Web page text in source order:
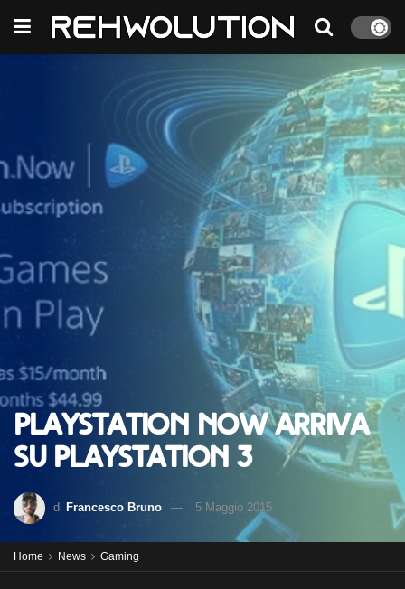
Playstation Now arriva
su Playstation 3
di Francesco Bruno 5 Maggio 2015
Home News Gaming